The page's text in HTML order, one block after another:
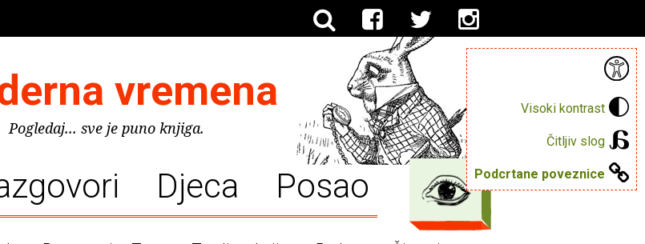
Visoki kontrast
Čitljiv slog
Podcrtane poveznice
vremena
Pogledaj... sve je puno knjiga.
Djeca Posao